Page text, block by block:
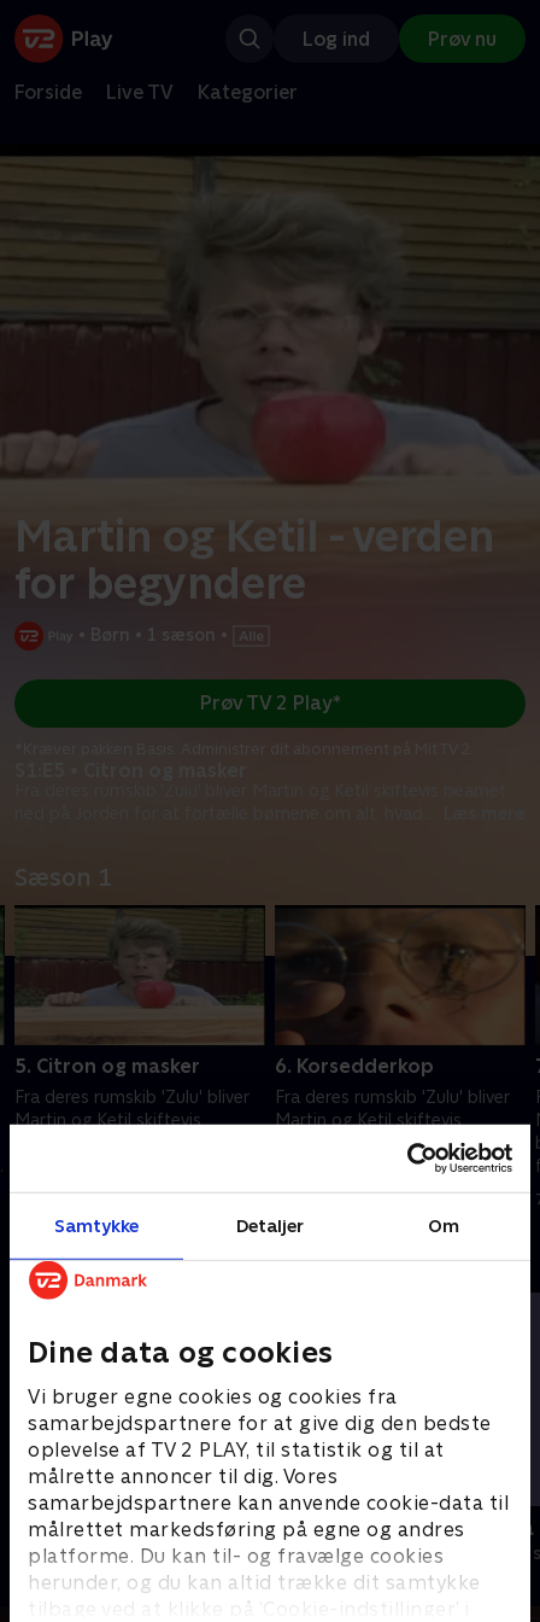
Samtykke Detaljer Om
Dine data og cookies
Vi bruger egne cookies og cookies fra
samarbejdspartnere for at give dig den bedste
oplevelse af TV 2 PLAY, til statistik og til at
målrette annoncer til dig. Vores
samarbejdspartnere kan anvende cookie-data til
målrettet markedsføring på egne og andres
platforme. Du kan til- og fravælge cookies
herunder, og du kan altid trække dit samtykke
tilbage ved at klikke på ’Cookie-indstillinger’ i
Log ind Prøv nu
Forside Live TV Kategorier
Martin og Ketil - verden
for begyndere
• Børn • 1 sæson •
Prøv TV 2 Play*
*Kræver pakken Basis. Administrer dit abonnement på Mit TV 2.
Sæson 1
5. Citron og masker
Fra deres rumskib 'Zulu' bliver
Martin og Ketil skiftevis
der er vigtigt at vide noget om,
3. september 2004 • 15 min
6. Korsedderkop
Fra deres rumskib 'Zulu' bliver
Martin og Ketil skiftevis
beamet ned på Jorden for at
fortælle børnene om alt, hvad
der er vigtigt at vide noget om,
6. september 2004 • 15 min
Andre så også
Vip og Victor
Børneserier • 1 sæsoner
Miniteve:
Børneserier • 1